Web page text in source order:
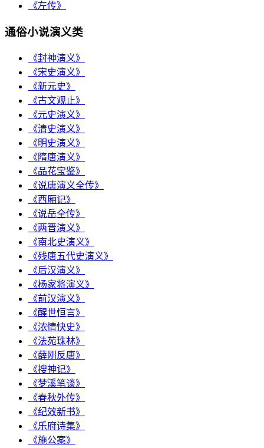
《左传》
通俗小说演义类
《封神演义》
《宋史演义》
《新元史》
《古文观止》
《元史演义》
《清史演义》
《明史演义》
《隋唐演义》
《品花宝鉴》
《说唐演义全传》
《西厢记》
《说岳全传》
《两晋演义》
《南北史演义》
《残唐五代史演义》
《后汉演义》
《杨家将演义》
《前汉演义》
《醒世恒言》
《浓情快史》
《法苑珠林》
《薛刚反唐》
《搜神记》
《梦溪笔谈》
《春秋外传》
《纪效新书》
《乐府诗集》
《施公案》